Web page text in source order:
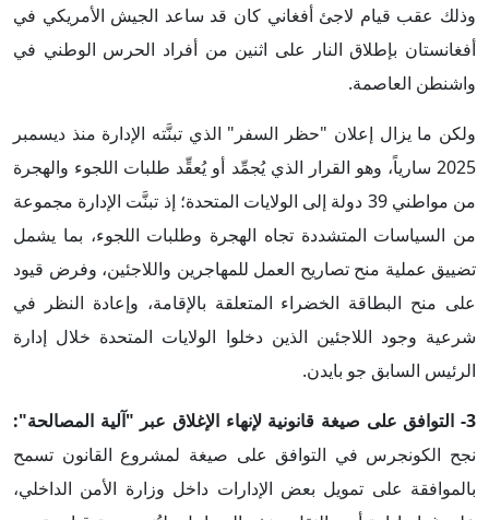
وذلك عقب قيام لاجئ أفغاني كان قد ساعد الجيش الأمريكي في
أفغانستان بإطلاق النار على اثنين من أفراد الحرس الوطني في
واشنطن العاصمة.
ولكن ما يزال إعلان "حظر السفر" الذي تبنَّته الإدارة منذ ديسمبر
2025 سارياً، وهو القرار الذي يُجمِّد أو يُعقِّد طلبات اللجوء والهجرة
من مواطني 39 دولة إلى الولايات المتحدة؛ إذ تبنَّت الإدارة مجموعة
من السياسات المتشددة تجاه الهجرة وطلبات اللجوء، بما يشمل
تضييق عملية منح تصاريح العمل للمهاجرين واللاجئين، وفرض قيود
على منح البطاقة الخضراء المتعلقة بالإقامة، وإعادة النظر في
شرعية وجود اللاجئين الذين دخلوا الولايات المتحدة خلال إدارة
الرئيس السابق جو بايدن.
3- التوافق على صيغة قانونية لإنهاء الإغلاق عبر "آلية المصالحة":
نجح الكونجرس في التوافق على صيغة لمشروع القانون تسمح
بالموافقة على تمويل بعض الإدارات داخل وزارة الأمن الداخلي،